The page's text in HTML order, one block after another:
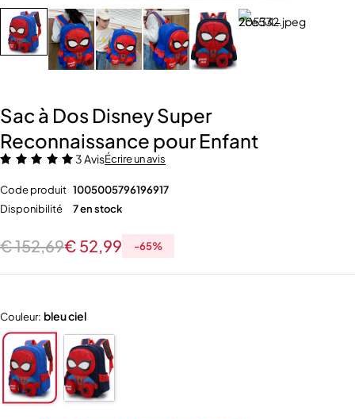
Sac à Dos Disney Super
Reconnaissance pour Enfant
3 AvisÉcrire un avis
Code produit 1005005796196917
Disponibilité
7 en stock
€152,69€ 52,99 -65%
Couleur: bleu ciel